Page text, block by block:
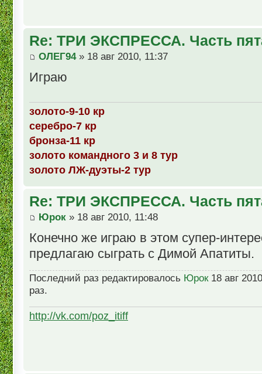
Re: ТРИ ЭКСПРЕССА. Часть
ОЛЕГ94» 18 авг 2010, 11:37
Играю
золото-9-10 кр
серебро-7 кр
бронза-11 кр
золото командного 3 и 8 тур
золото ЛЖ-дуэты-2 тур
Re: ТРИ ЭКСПРЕССА. Часть
Юрок » 18 авг 2010, 11:48
Конечно же играю в этом супер-
предлагаю сыграть с Димой Апатиты.
Последний раз редактировалось Юрок18 авг
раз.
http://vk.com/poz_itiff